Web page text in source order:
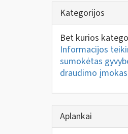
Kategorijos
Bet kurios
Informacijos
sumokėtas
draudimo
Aplankai